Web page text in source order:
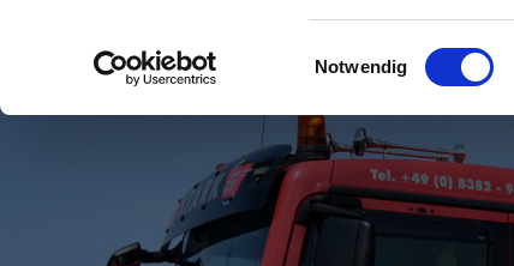
Einwilligungsauswahl
Notwendig